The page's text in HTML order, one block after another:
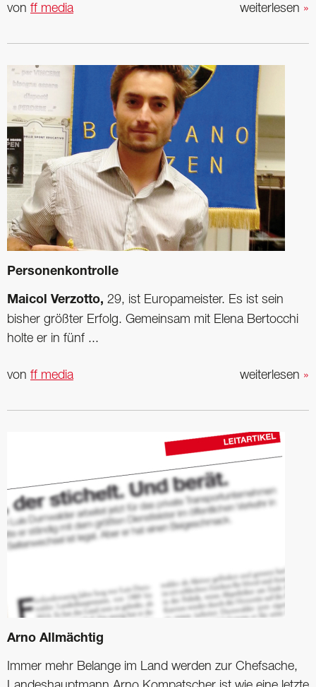
weiterlesen »
von ff media
Personenkontrolle
Maicol Verzotto, 29, ist Europameister. Es ist sein
bisher größter Erfolg. Gemeinsam mit Elena Bertocchi
holte er in fünf ...
weiterlesen »
von ff media
Arno Allmächtig
Immer mehr Belange im Land werden zur Chefsache,